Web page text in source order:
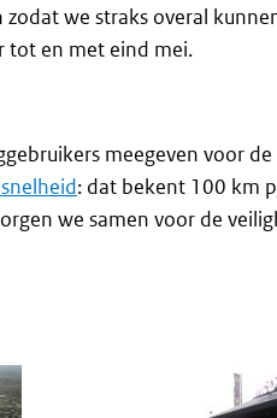
we straks overal
tot en met eind mei.
meegeven voor
: dat bekent 100 km
we samen voor de